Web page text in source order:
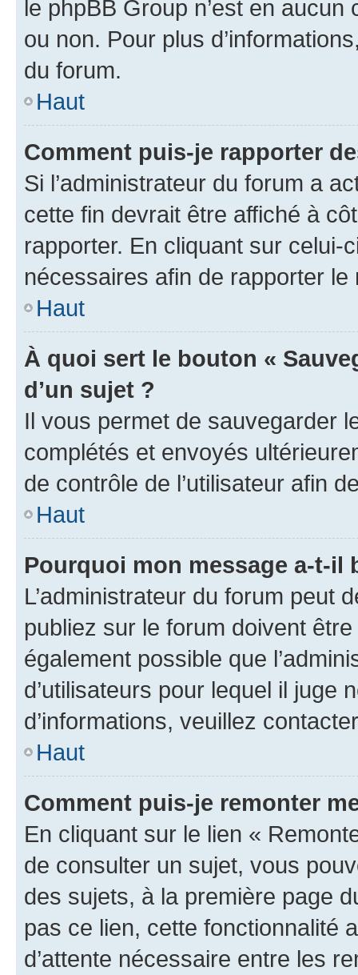
le phpBB Group n’est en
ou non. Pour plus
du forum.
Haut
Comment puis-je rapporter
Si l’administrateur du forum a
cette fin devrait être affiché à
rapporter. En cliquant sur
nécessaires afin de rapporter le
Haut
À quoi sert le bouton «
d’un sujet ?
Il vous permet de sauvegarder
complétés et envoyés
de contrôle de l’utilisateur afin
Haut
Pourquoi mon message a-t-il
L’administrateur du forum peut
publiez sur le forum doivent
également possible que
d’utilisateurs pour lequel il juge
d’informations, veuillez
Haut
Comment puis-je remonter
En cliquant sur le lien «
de consulter un sujet, vous
des sujets, à la première page
pas ce lien, cette fonctionnalité
d’attente nécessaire entre les